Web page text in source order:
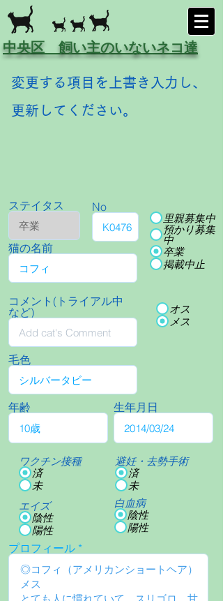
中央区 飼い主のいないネコ達
変更する項目を上書き入力し、
更新してください。
ステイタス No
猫の名前
里親募集中
預かり募集
中
卒業
掲載中止
コメント(トライアル中
など)
オス
メス
毛色
年齢
ワクチン接種
済
未
エイズ
陰性
陽性
生年月日
避妊・去勢手術
済
未
白血病
陰性
陽性
プロフィール